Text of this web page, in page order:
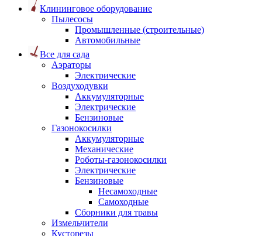
Клининговое оборудование
Пылесосы
Промышленные (строительные)
Автомобильные
Все для сада
Аэраторы
Электрические
Воздуходувки
Аккумуляторные
Электрические
Бензиновые
Газонокосилки
Аккумуляторные
Механические
Роботы-газонокосилки
Электрические
Бензиновые
Несамоходные
Самоходные
Сборники для травы
Измельчители
Кусторезы